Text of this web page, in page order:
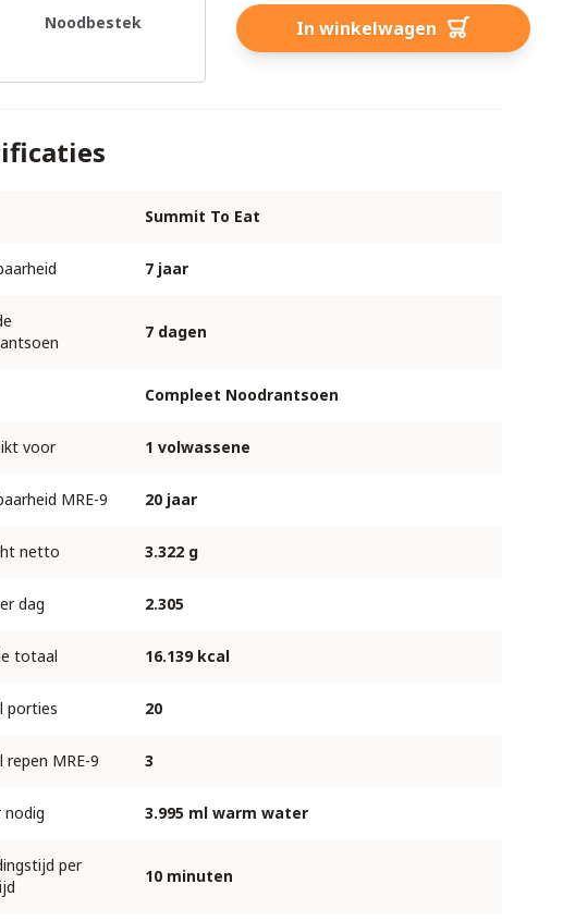
Noodbestek In winkelwagen
Summit To Eat
7 jaar
7 dagen
Compleet Noodrantsoen
voor 1 volwassene
MRE-9 20 jaar
netto 3.322 g
dag 2.305
totaal 16.139 kcal
porties 20
repen MRE-9 3
nodig 3.995 ml warm water
per
10 minuten